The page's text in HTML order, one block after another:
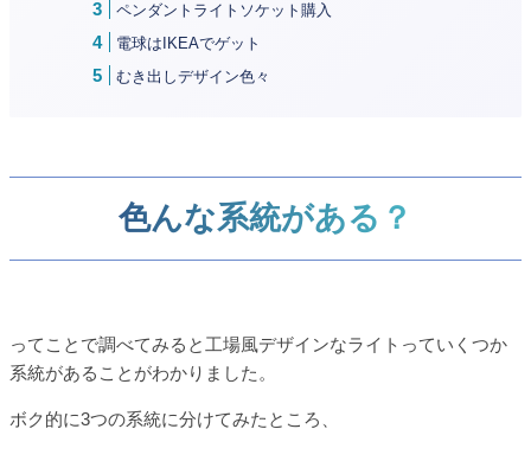
ペンダントライトソケット購入
電球はIKEAでゲット
むき出しデザイン色々
色んな系統がある？
ってことで調べてみると工場風デザインなライトっていくつか
系統があることがわかりました。
ボク的に3つの系統に分けてみたところ、